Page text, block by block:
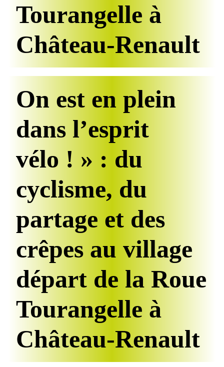
Tourangelle à
Château-Renault
On est en plein
dans l’esprit
vélo ! » : du
cyclisme, du
partage et des
crêpes au village
départ de la Roue
Tourangelle à
Château-Renault